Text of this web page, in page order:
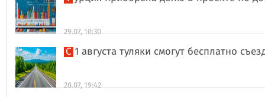
29.07, 10:30
С 1 августа туляки смогут бесплатно
28.07, 19:42